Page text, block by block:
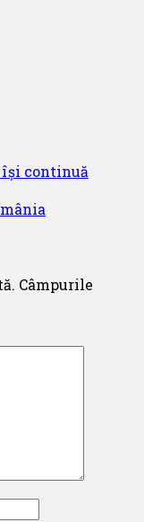
continuă
Câmpurile